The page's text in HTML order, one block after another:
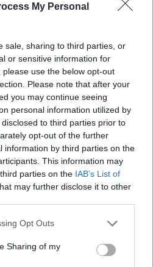
My Personal
sale, sharing to third parties, or
or sensitive information for
use the below opt-out
Please note that after your
you may continue seeing
personal information utilized by
to third parties prior to
opt-out of the further
information by third parties on the
This information may
parties on the IAB’s List of
may further disclose it to other
app uses one or more Google
behaviour. You may click to
and its third-party tags to
Opt Outs
Sharing of my
Schiphol δεν
θα περιορίσει και πάλι
αριθμό των επιβατών που
Αυτό είναι αρκετό
εξακολουθούσαν να
κατά 18% στον αριθμό των
επιβατών την περίοδο έως
(έως και τον Μάρτιο).